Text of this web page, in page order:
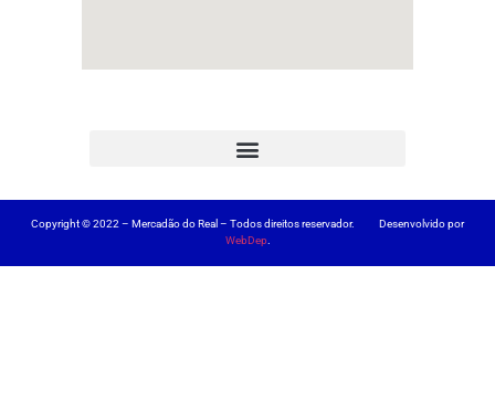
Copyright © 2022 – Mercadão do Real – Todos direitos reservador. Desenvolvido por
WebDep.